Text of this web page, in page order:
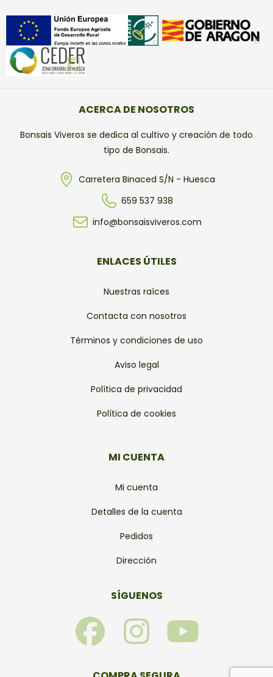
ACERCA DE NOSOTROS
Bonsais Viveros se dedica al cultivo y creación de todo
tipo de Bonsais.
Carretera Binaced S/N - Huesca
659 537 938
info@bonsaisviveros.com
ENLACES ÚTILES
Nuestras raíces
Contacta con nosotros
Términos y condiciones de uso
Aviso legal
Política de privacidad
Política de cookies
MI CUENTA
Mi cuenta
Detalles de la cuenta
Pedidos
Dirección
SÍGUENOS
F
a
I
n
Y